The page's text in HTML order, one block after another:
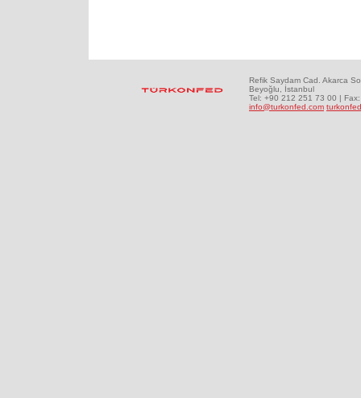
Refik Saydam Cad. Akarca
Beyoğlu, İstanbul
Tel: +90 212 251 73 00 |
info@turkonfed.com